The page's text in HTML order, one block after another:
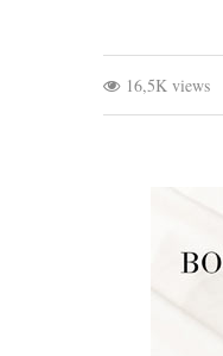
16,5K views